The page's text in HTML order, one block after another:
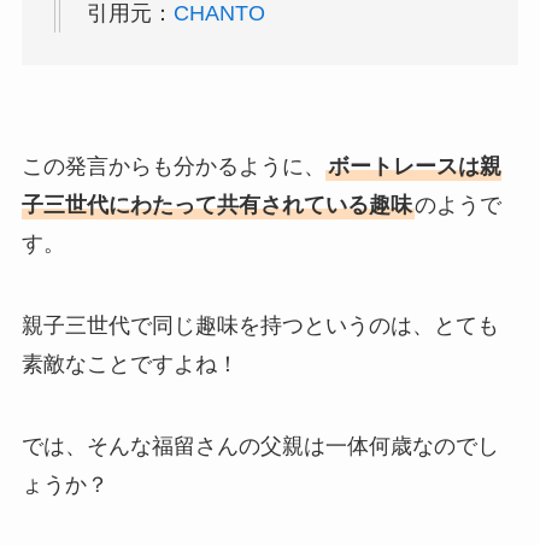
引用元： CHANTO
この発言からも分かるように、 ボートレースは親
子三世代にわたって共有されている趣味のようで
す。
親子三世代で同じ趣味を持つというのは、とても
素敵なことですよね！
では、そんな福留さんの父親は一体何歳なのでし
ょうか？